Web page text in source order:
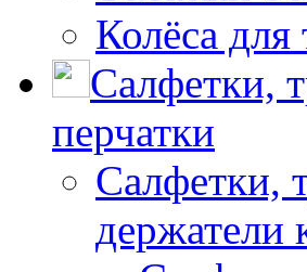
Колёса для
Салфетки,
перчатки
Салфетки,
держатели